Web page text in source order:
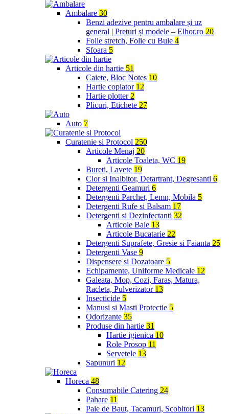
Ambalare 30
Benzi adezive pentru ambalare și uz
general | Prețuri și modele – Elhor.ro 20
Folie stretch, Folie cu Bule 4
Sfoara 5
Articole din hartie 51
Caiete, Bloc Notes 10
Hartie copiator 12
Hartie plotter 2
Plicuri, Etichete 27
Auto 7
Curatenie si Protocol 250
Articole Menaj 20
Articole Toaleta, WC 19
Bureti, Lavete 19
Clor si Inalbitor, Detartrant, Degresanti 6
Detergenti Geamuri 6
Detergenti Parchet, Lemn, Mobila 5
Detergenti Rufe si Balsam 17
Detergenti si Dezinfectanti 32
Articole Baie 13
Articole Bucatarie 22
Detergenti Suprafete, Gresie si Faianta 25
Detergenti Vase 9
Dispensere si Dozatoare 5
Echipamente, Uniforme Medicale 12
Galeata, Mop, Cozi, Faras, Matura,
Racleta, Pulverizator 13
Insecticide 5
Manusi si Masti Protectie 5
Odorizante 35
Produse din hartie 31
Hartie igienica 10
Role Prosop 11
Servetele 13
Sapunuri 12
Horeca 48
Consumabile Catering 24
Pahare 11
Paie de Baut, Tacamuri, Scobitori 13